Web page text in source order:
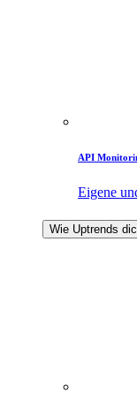
API
Eigene
Wie Uptrends